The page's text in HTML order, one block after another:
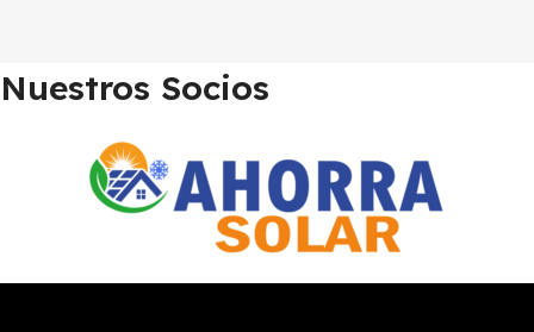
Nuestros Socios